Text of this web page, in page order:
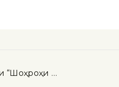
“Шоҳроҳи …